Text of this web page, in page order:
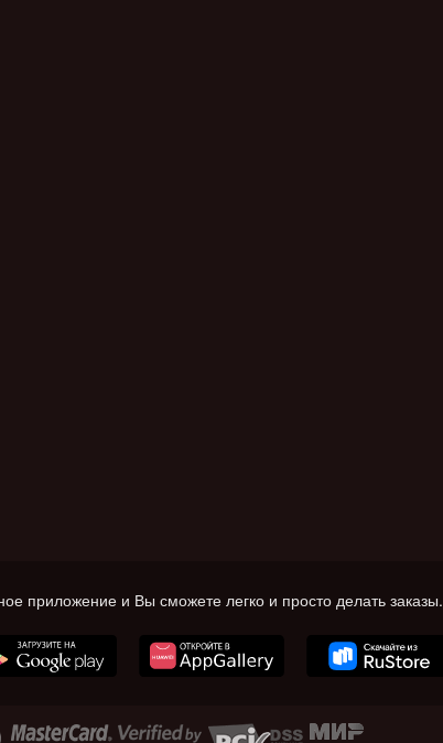
приложение и Вы сможете легко и просто делать заказы.